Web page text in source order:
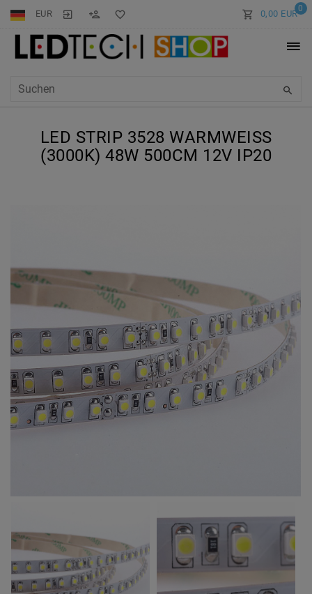
EUR 0
0,00 EUR
LED STRIP 3528 WARMWEISS (
3000K) 48W 500CM 12V IP20